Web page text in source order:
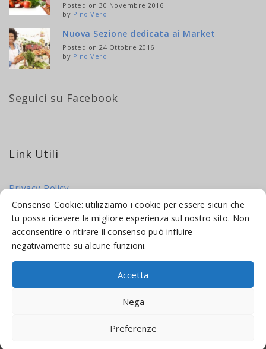
Consenso Cookie: utilizziamo i cookie per essere sicuri che
tu possa ricevere la migliore esperienza sul nostro sito. Non
acconsentire o ritirare il consenso può influire
negativamente su alcune funzioni.
Accetta
Nega
Preferenze
Posted on 30 Novembre 2016
by Pino Vero
Nuova Sezione dedicata ai Market
Posted on 24 Ottobre 2016
by Pino Vero
Seguici su Facebook
Link Utili
Privacy Policy
Cookie Policy
MADE WEB SOLUTIONS